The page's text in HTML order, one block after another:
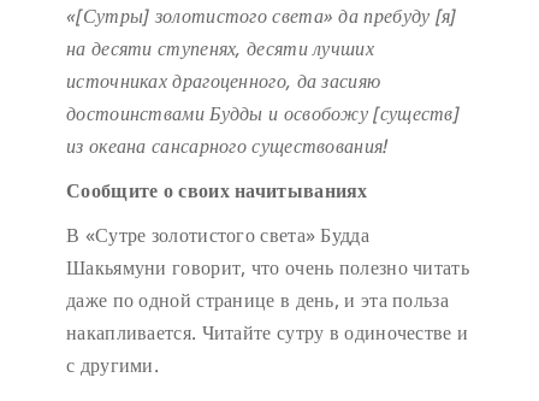
«[Сутры] золотистого света» да пребуду [я]
на десяти ступенях, десяти лучших
источниках драгоценного, да засияю
достоинствами Будды и освобожу [существ]
из океана сансарного существования!
Сообщите о своих начитываниях
В «Сутре золотистого света» Будда
Шакьямуни говорит, что очень полезно читать
даже по одной странице в день, и эта польза
накапливается. Читайте сутру в одиночестве и
с другими.